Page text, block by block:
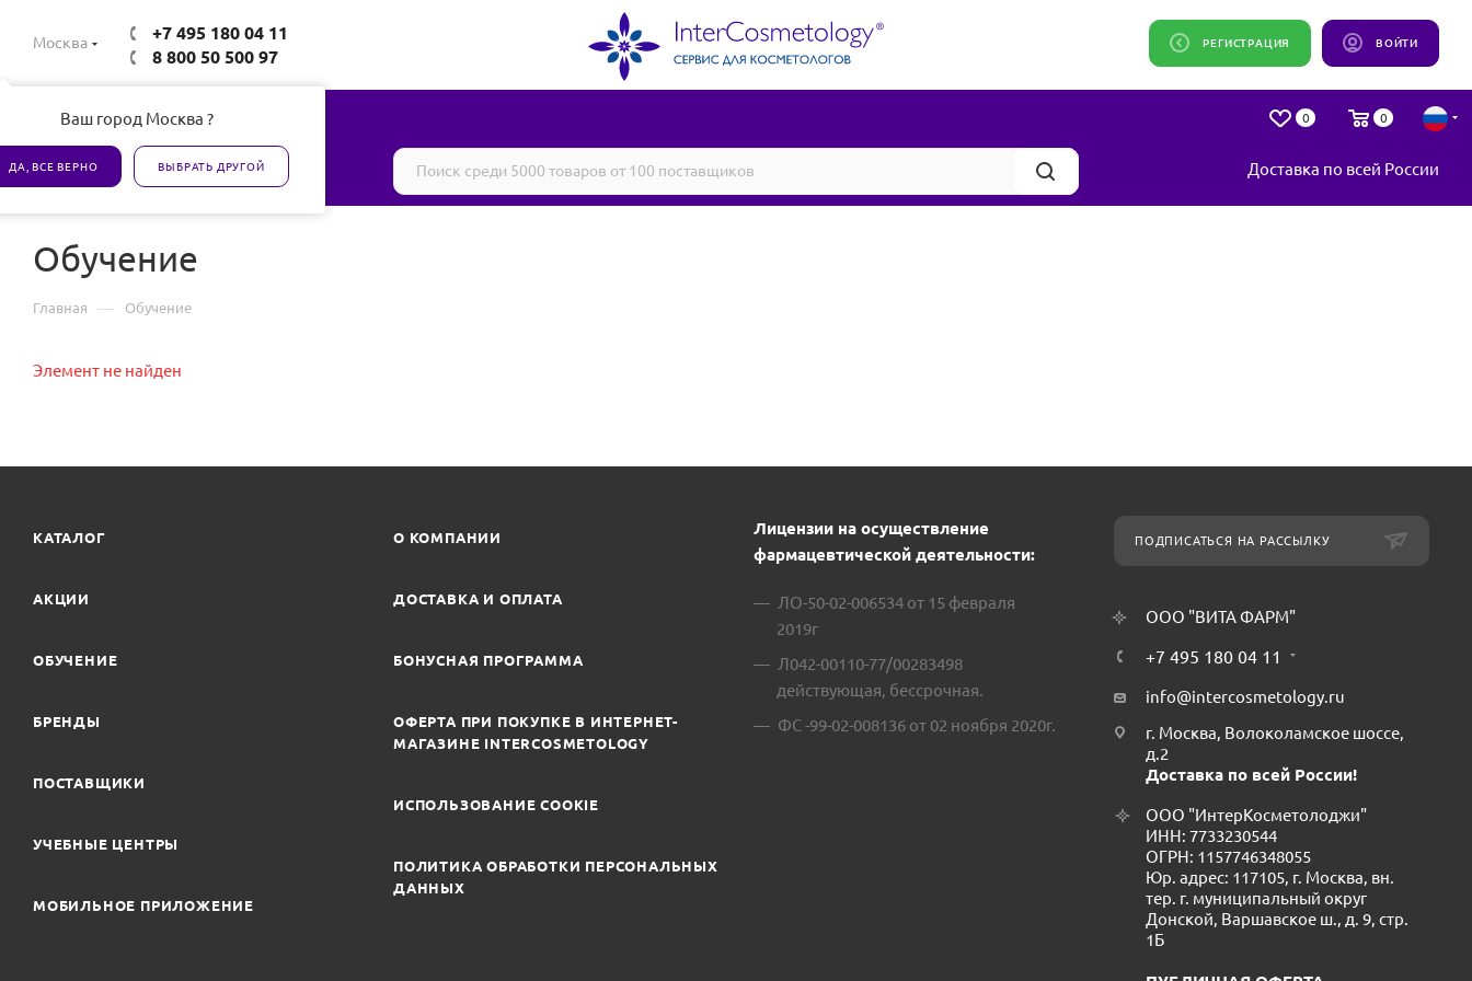
Москва
Ваш город Москва ?
ДА, ВСЕ ВЕРНО ВЫБРАТЬ ДРУГОЙ
+7 495 180 04 11
8 800 50 500 97
ВОЙТИ
РЕГИСТРАЦИЯ
0 0
Все товары сертифицированы Доставка по всей России
Обучение
Главная — Обучение
Элемент не найден
КАТАЛОГ
АКЦИИ
ОБУЧЕНИЕ
БРЕНДЫ
ПОСТАВЩИКИ
УЧЕБНЫЕ ЦЕНТРЫ
МОБИЛЬНОЕ ПРИЛОЖЕНИЕ
О КОМПАНИИ
ДОСТАВКА И ОПЛАТА
БОНУСНАЯ ПРОГРАММА
ОФЕРТА ПРИ ПОКУПКЕ В ИНТЕРНЕТ-
МАГАЗИНЕ INTERCOSMETOLOGY
ИСПОЛЬЗОВАНИЕ COOKIE
ПОЛИТИКА ОБРАБОТКИ ПЕРСОНАЛЬНЫХ
ДАННЫХ
Лицензии на осуществление
фармацевтической деятельности:
ЛО-50-02-006534 от 15 февраля
2019г
Л042-00110-77/00283498
действующая, бессрочная.
ФС -99-02-008136 от 02 ноября 2020г.
ПОДПИСАТЬСЯ НА РАССЫЛКУ
ООО "ВИТА ФАРМ"
+7 495 180 04 11
info@intercosmetology.ru
г. Москва, Волоколамское шоссе,
д.2
Доставка по всей России!
ООО "ИнтерКосметолоджи"
ИНН: 7733230544
ОГРН: 1157746348055
Юр. адрес: 117105, г. Москва, вн.
тер. г. муниципальный округ
Донской, Варшавское ш., д. 9, стр.
1Б